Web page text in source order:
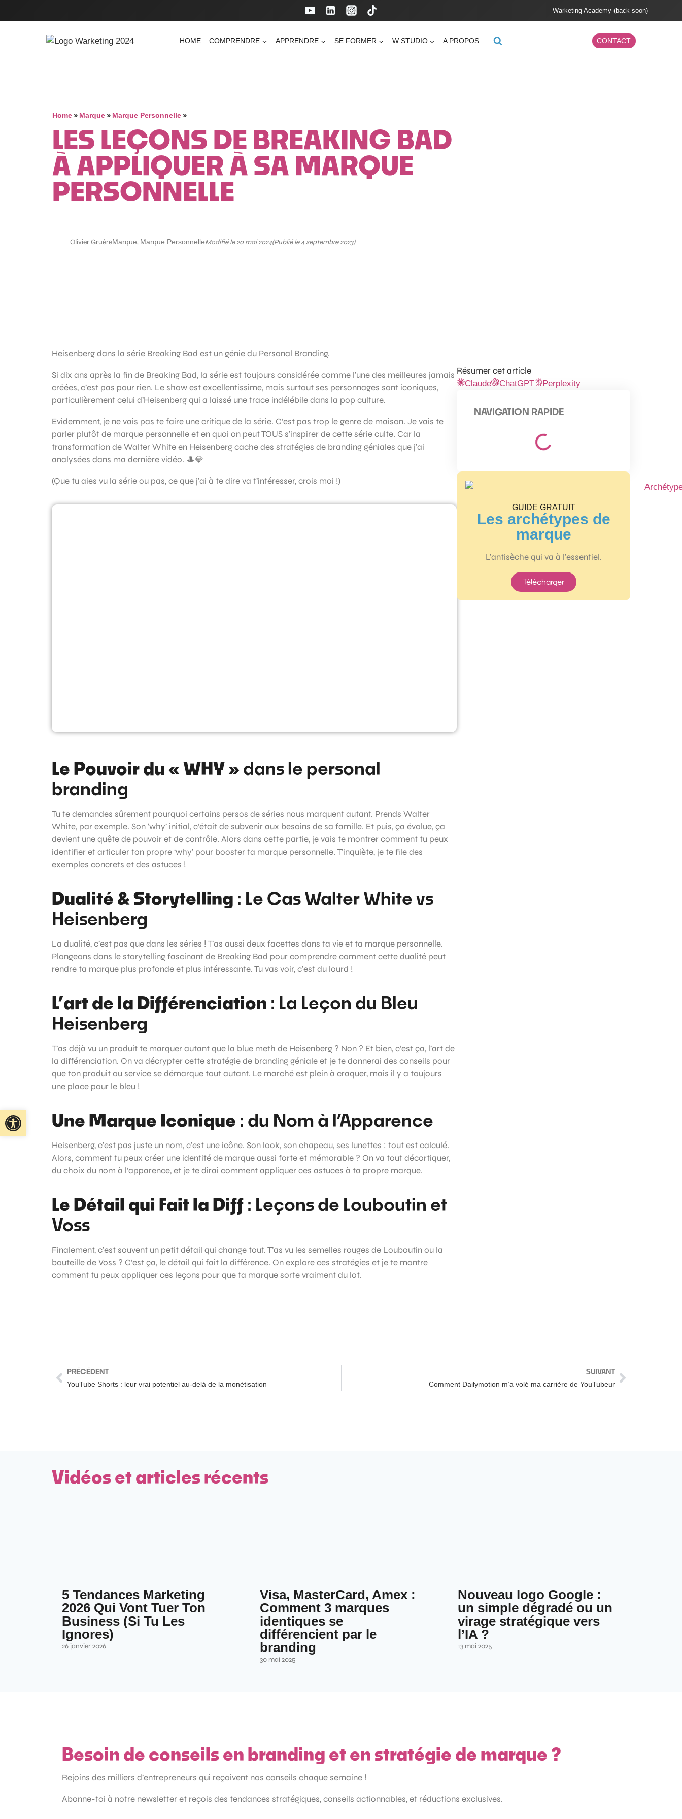
Warketing Academy (back soon)
HOME COMPRENDRE APPRENDRE SE FORMER W STUDIO A PROPOS CONTACT
Home» Marque» Marque Personnelle»
LES LEÇONS DE BREAKING BAD
À APPLIQUER À SA MARQUE
PERSONNELLE
Olivier GruèreMarque, Marque PersonnelleModifié le 20 mai 2024(Publié le 4 septembre 2023)
Heisenberg dans la série Breaking Bad est un génie du Personal Branding.
Si dix ans après la fin de Breaking Bad, la série est toujours considérée comme l’une des meilleures jamais
créées, c’est pas pour rien. Le show est excellentissime, mais surtout ses personnages sont iconiques,
particulièrement celui d’Heisenberg qui a laissé une trace indélébile dans la pop culture.
Evidemment, je ne vais pas te faire une critique de la série. C’est pas trop le genre de maison. Je vais te
parler plutôt de marque personnelle et en quoi on peut TOUS s’inspirer de cette série culte. Car la
transformation de Walter White en Heisenberg cache des stratégies de branding géniales que j’ai
analysées dans ma dernière vidéo. 🎩💎
(Que tu aies vu la série ou pas, ce que j’ai à te dire va t’intéresser, crois moi !)
Le Pouvoir du « WHY » dans le personal
branding
Tu te demandes sûrement pourquoi certains persos de séries nous marquent autant. Prends Walter
White, par exemple. Son ‘why’ initial, c’était de subvenir aux besoins de sa famille. Et puis, ça évolue, ça
devient une quête de pouvoir et de contrôle. Alors dans cette partie, je vais te montrer comment tu peux
identifier et articuler ton propre ‘why’ pour booster ta marque personnelle. T’inquiète, je te file des
exemples concrets et des astuces !
Dualité & Storytelling : Le Cas Walter White vs
Heisenberg
La dualité, c’est pas que dans les séries ! T’as aussi deux facettes dans ta vie et ta marque personnelle.
Plongeons dans le storytelling fascinant de Breaking Bad pour comprendre comment cette dualité peut
rendre ta marque plus profonde et plus intéressante. Tu vas voir, c’est du lourd !
L’art de la Différenciation : La Leçon du Bleu
Heisenberg
T’as déjà vu un produit te marquer autant que la blue meth de Heisenberg ? Non ? Et bien, c’est ça, l’art de
la différenciation. On va décrypter cette stratégie de branding géniale et je te donnerai des conseils pour
que ton produit ou service se démarque tout autant. Le marché est plein à craquer, mais il y a toujours
une place pour le bleu !
Une Marque Iconique : du Nom à l’Apparence
Heisenberg, c’est pas juste un nom, c’est une icône. Son look, son chapeau, ses lunettes : tout est calculé.
Alors, comment tu peux créer une identité de marque aussi forte et mémorable ? On va tout décortiquer,
du choix du nom à l’apparence, et je te dirai comment appliquer ces astuces à ta propre marque.
Le Détail qui Fait la Diff : Leçons de Louboutin et
Voss
Finalement, c’est souvent un petit détail qui change tout. T’as vu les semelles rouges de Louboutin ou la
bouteille de Voss ? C’est ça, le détail qui fait la différence. On explore ces stratégies et je te montre
comment tu peux appliquer ces leçons pour que ta marque sorte vraiment du lot.
Résumer cet article
Claude ChatGPT Perplexity
NAVIGATION RAPIDE
GUIDE GRATUIT
Les archétypes de
marque
L’antisèche qui va à l’essentiel.
Télécharger
PRÉCÉDENT
YouTube Shorts : leur vrai potentiel au-delà de la monétisation
SUIVANT
Comment Dailymotion m’a volé ma carrière de YouTubeur
Vidéos et articles récents
5 Tendances Marketing
2026 Qui Vont Tuer Ton
Business (Si Tu Les
Ignores)
26 janvier 2026
Visa, MasterCard, Amex :
Comment 3 marques
identiques se
différencient par le
branding
30 mai 2025
Nouveau logo Google :
un simple dégradé ou un
virage stratégique vers
l’IA ?
13 mai 2025
Besoin de conseils en branding et en stratégie de marque ?
Rejoins des milliers d’entrepreneurs qui reçoivent nos conseils chaque semaine !
Abonne-toi à notre newsletter et reçois des tendances stratégiques, conseils actionnables, et réductions exclusives.
Ouvrir la barre d’outils